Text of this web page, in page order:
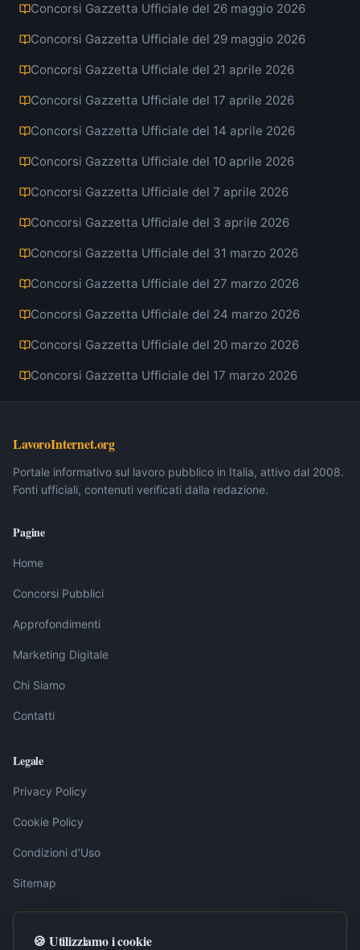
Concorsi Gazzetta Ufficiale del 26 maggio 2026
Concorsi Gazzetta Ufficiale del 29 maggio 2026
Concorsi Gazzetta Ufficiale del 21 aprile 2026
Concorsi Gazzetta Ufficiale del 17 aprile 2026
Concorsi Gazzetta Ufficiale del 14 aprile 2026
Concorsi Gazzetta Ufficiale del 10 aprile 2026
Concorsi Gazzetta Ufficiale del 7 aprile 2026
Concorsi Gazzetta Ufficiale del 3 aprile 2026
Concorsi Gazzetta Ufficiale del 31 marzo 2026
Concorsi Gazzetta Ufficiale del 27 marzo 2026
Concorsi Gazzetta Ufficiale del 24 marzo 2026
Concorsi Gazzetta Ufficiale del 20 marzo 2026
Concorsi Gazzetta Ufficiale del 17 marzo 2026
LavoroInternet.org
Portale informativo sul lavoro pubblico in Italia, attivo dal 2008.
Fonti ufficiali, contenuti verificati dalla redazione.
Pagine
Home
Concorsi Pubblici
Approfondimenti
Marketing Digitale
Chi Siamo
Contatti
Legale
Privacy Policy
Cookie Policy
Condizioni d'Uso
Sitemap
Nota editoriale: I contenuti pubblicati su LavoroInternet.org sono
🍪 Utilizziamo i cookie